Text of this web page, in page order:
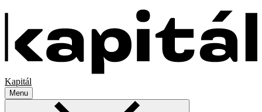
Kapitál
Menu